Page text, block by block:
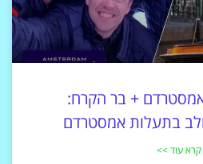
+ בר הקרח:
בתעלות אמסטרדם
קרא עוד >>